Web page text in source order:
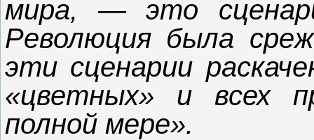
мира, — это
Революция была
эти сценарии
«цветных» и всех
полной мере».